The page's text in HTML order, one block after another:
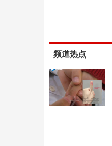
频道热点